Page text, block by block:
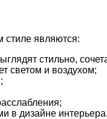
стиле являются:
стильно,
светом и воздухом;
в дизайне интерьера.